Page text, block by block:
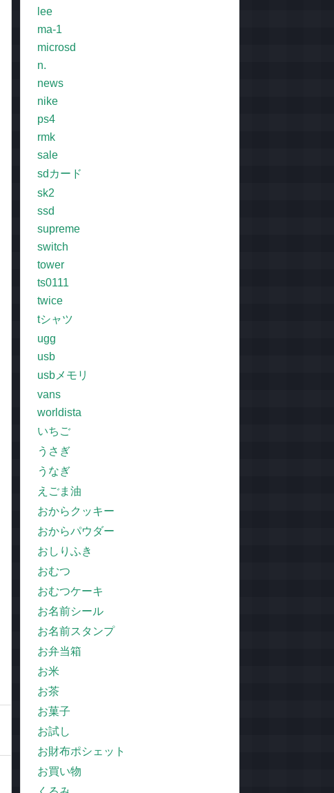
lee
ma-1
microsd
n.
news
nike
ps4
rmk
sale
sdカード
sk2
ssd
supreme
switch
tower
ts0111
twice
tシャツ
ugg
usb
usbメモリ
vans
worldista
いちご
うさぎ
うなぎ
えごま油
おからクッキー
おからパウダー
おしりふき
おむつ
おむつケーキ
お名前シール
お名前スタンプ
お弁当箱
お米
お茶
お菓子
お試し
お財布ポシェット
お買い物